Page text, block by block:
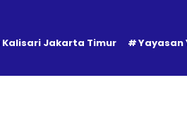
Jakarta Timur
Yayasan